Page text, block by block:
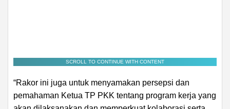
SCROLL TO CONTINUE WITH CONTENT
“Rakor ini juga untuk menyamakan persepsi dan
pemahaman Ketua TP PKK tentang program kerja yang